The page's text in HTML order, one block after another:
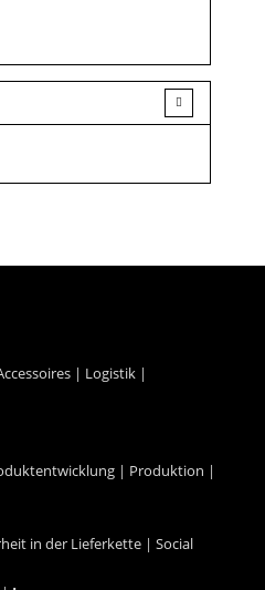
| Logistik |
| Produktion |
in der Lieferkette | Social